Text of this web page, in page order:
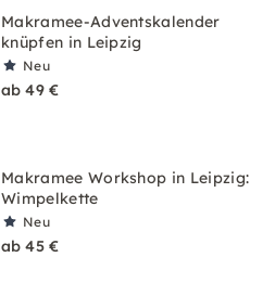
Makramee-Adventskalender
knüpfen in Leipzig
Neu
ab 49 €
Makramee Workshop in Leipzig:
Wimpelkette
Neu
ab 45 €